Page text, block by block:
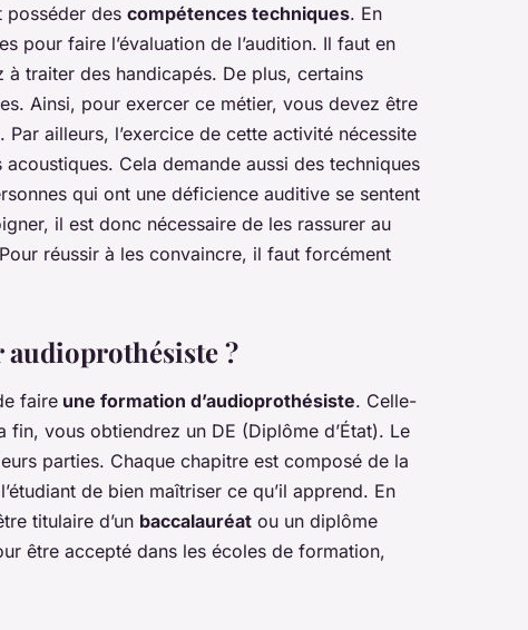
posséder des compétences techniques. En
pour faire l’évaluation de l’audition. Il faut en
traiter des handicapés. De plus, certains
Ainsi, pour exercer ce métier, vous devez être
ailleurs, l’exercice de cette activité nécessite
Cela demande aussi des techniques
qui ont une déficience auditive se sentent
il est donc nécessaire de les rassurer au
réussir à les convaincre, il faut forcément
?
faire une formation d’audioprothésiste. Celle-
fin, vous obtiendrez un DE (Diplôme d’État). Le
parties. Chaque chapitre est composé de la
de bien maîtriser ce qu’il apprend. En
titulaire d’un baccalauréat ou un diplôme
être accepté dans les écoles de formation,